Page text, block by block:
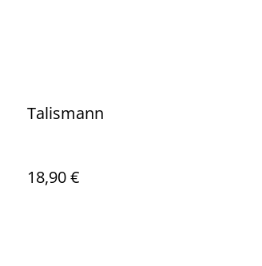
Talismann
18,90 €